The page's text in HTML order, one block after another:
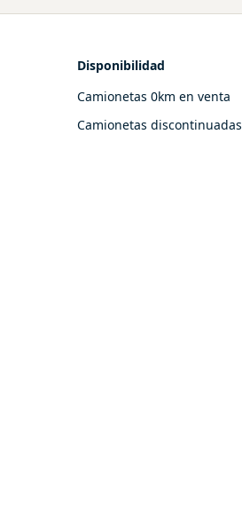
Disponibilidad
Camionetas 0km en venta
Camionetas discontinuadas